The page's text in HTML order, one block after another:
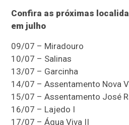
Confira as próximas
em julho
09/07 – Miradouro
10/07 – Salinas
13/07 – Garcinha
14/07 – Assentamento Nova
15/07 – Assentamento José
16/07 – Lajedo I
17/07 – Água Viva II